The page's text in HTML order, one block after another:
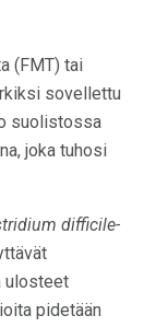
(FMT) tai
sovellettu
suolistossa
joka tuhosi
difficile-
ulosteet
pidetään